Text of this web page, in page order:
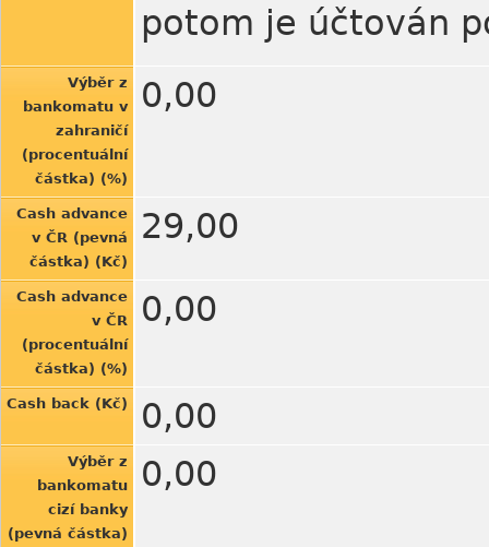
potom je účtován
Výběr z
bankomatu v
zahraničí
(procentuální
částka) (%)
0,00
Cash advance
v ČR (pevná
částka) (Kč)
29,00
Cash advance
v ČR
(procentuální
částka) (%)
0,00
Cash back (Kč) 0,00
Výběr z
bankomatu
cizí banky
(pevná částka)
0,00